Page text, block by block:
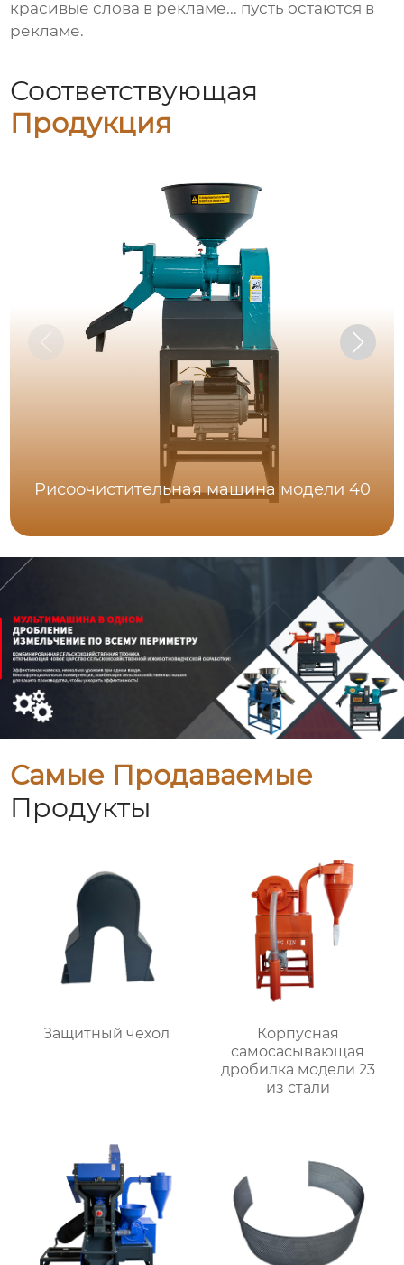
красивые слова в рекламе... пусть остаются в
рекламе.
Соответствующая
Продукция
Рисоочистительная машина модели 40
Самые Продаваемые
Продукты
Защитный чехол
Корпусная
самоcасывающая
дробилка модели 23
из стали